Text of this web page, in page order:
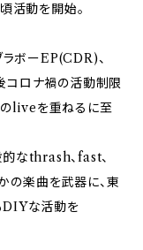
活動を開始。
ボーEP(CDR)、
ロナ禍の活動制限
のliveを重ねるに至
なthrash、fast、
楽曲を武器に、東
DIYな活動を